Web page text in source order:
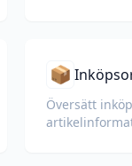
📦
Översätt